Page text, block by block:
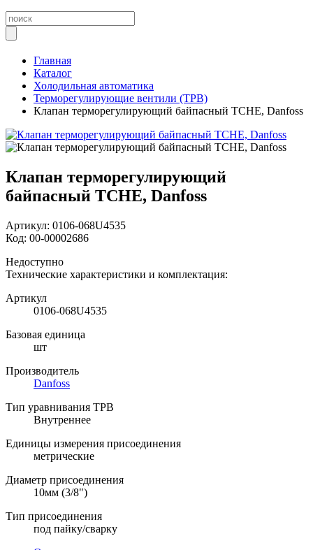
Главная
Каталог
Холодильная автоматика
Терморегулирующие вентили (ТРВ)
Клапан терморегулирующий байпасный TCHE, Danfoss
Клапан терморегулирующий
байпасный TCHE, Danfoss
Артикул: 0106-068U4535
Код: 00-00002686
Недоступно
Технические характеристики и комплектация:
Артикул
0106-068U4535
Базовая единица
шт
Производитель
Danfoss
Тип уравнивания ТРВ
Внутреннее
Единицы измерения присоединения
метрические
Диаметр присоединения
10мм (3/8")
Тип присоединения
под пайку/сварку